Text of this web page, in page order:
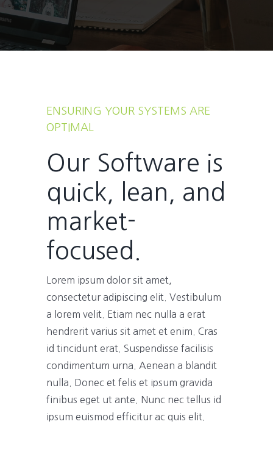
ENSURING YOUR SYSTEMS ARE
OPTIMAL
Our Software is
quick, lean, and
market-
focused.
Lorem ipsum dolor sit amet,
consectetur adipiscing elit. Vestibulum
a lorem velit. Etiam nec nulla a erat
hendrerit varius sit amet et enim. Cras
id tincidunt erat. Suspendisse facilisis
condimentum urna. Aenean a blandit
nulla. Donec et felis et ipsum gravida
finibus eget ut ante. Nunc nec tellus id
ipsum euismod efficitur ac quis elit.